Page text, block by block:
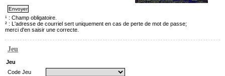
¹ : Champ obligatoire.
² : L'adresse de courriel sert uniquement en cas de perte de mot de passe;
merci d'en saisir une correcte.
Jeu
Jeu
Code Jeu